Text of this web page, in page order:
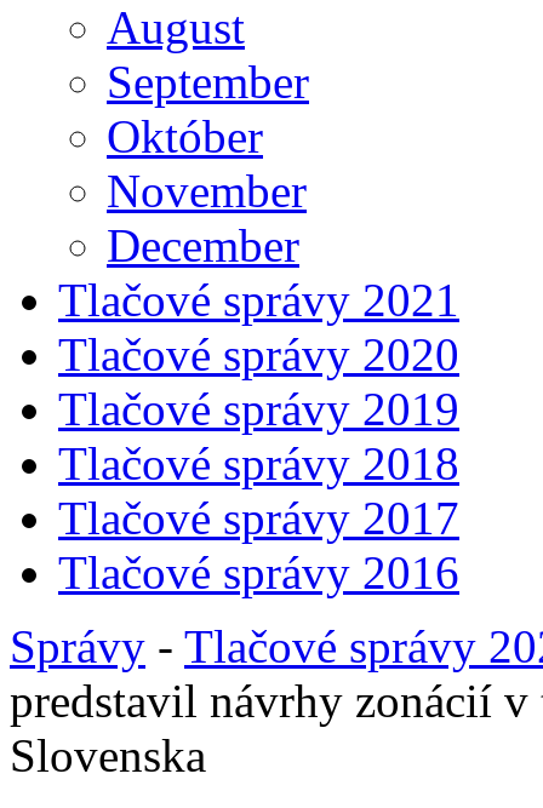
August
September
Október
November
December
Tlačové správy 2021
Tlačové správy 2020
Tlačové správy 2019
Tlačové správy 2018
Tlačové správy 2017
Tlačové správy 2016
Správy - Tlačové správy
predstavil návrhy zonácií
Slovenska